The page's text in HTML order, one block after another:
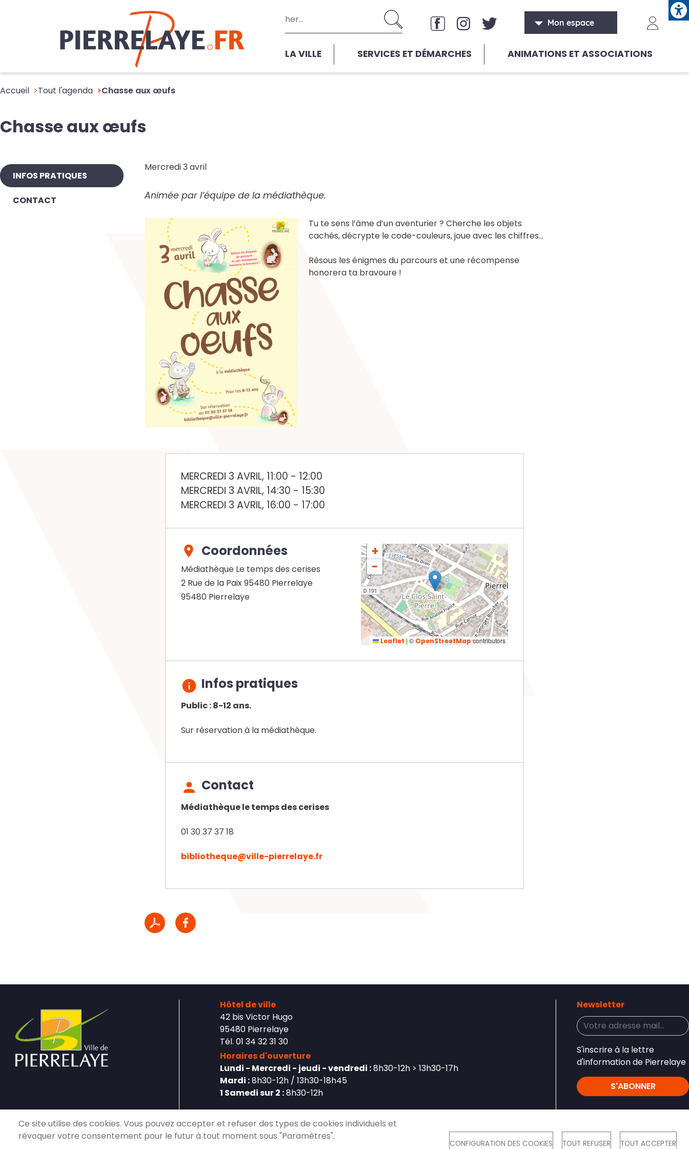
Mon espace
Réseaux sociaux
LA VILLE SERVICES ET DÉMARCHES ANIMATIONS ET ASSOCIATIONS
Accueil Tout l'agenda Chasse aux œufs
Chasse aux œufs
INFOS PRATIQUES
CONTACT
Mercredi 3 avril
Animée par l’équipe de la médiathèque.
Tu te sens l’âme d’un aventurier ? Cherche les objets
cachés, décrypte le code-couleurs, joue avec les chiffres...
Résous les énigmes du parcours et une récompense
honorera ta bravoure !
MERCREDI 3 AVRIL, 11:00 - 12:00
MERCREDI 3 AVRIL, 14:30 - 15:30
MERCREDI 3 AVRIL, 16:00 - 17:00
Coordonnées
Médiathèque Le temps des cerises
2 Rue de la Paix 95480 Pierrelaye
95480 Pierrelaye
+
−
Leaflet |© OpenStreetMapcontributors
Infos pratiques
Public : 8-12 ans.
Sur réservation à la médiathèque.
Contact
Médiathèque le temps des cerises
01 30 37 37 18
bibliotheque@ville-pierrelaye.fr
Hôtel de ville
42 bis Victor Hugo
95480 Pierrelaye
Tél. 01 34 32 31 30
Horaires d'ouverture
Lundi - Mercredi - jeudi - vendredi :8h30-12h > 13h30-17h
Mardi :8h30-12h / 13h30-18h45
1 Samedi sur 2 :8h30-12h
Newsletter
S'inscrire à la lettre
d'information de Pierrelaye
S'ABONNER
Ce site utilise des cookies. Vous pouvez accepter et refuser des types de cookies individuels et
révoquer votre consentement pour le futur à tout moment sous "Paramètres".
CONFIGURATION DES COOKIES TOUT REFUSER TOUT ACCEPTER